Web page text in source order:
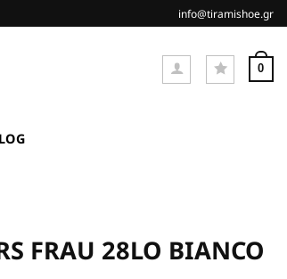
info@tiramishoe.gr
0
FRAU 28LO BIANCO